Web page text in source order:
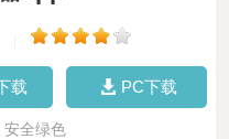
载 PC下载
安全绿色